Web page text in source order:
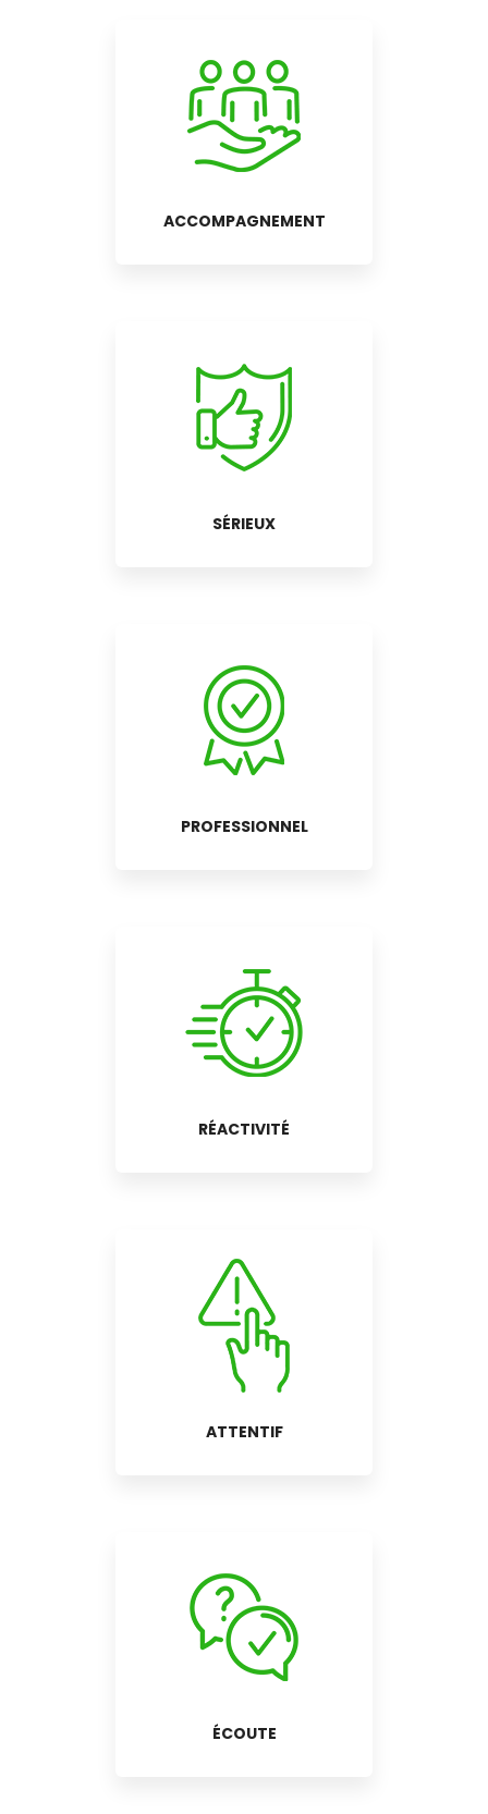
ACCOMPAGNEMENT
SÉRIEUX
PROFESSIONNEL
RÉACTIVITÉ
ATTENTIF
ÉCOUTE